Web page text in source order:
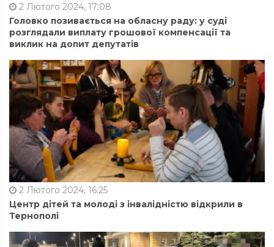
2 Лютого 2024, 17:08
Головко позивається на обласну раду: у суді
розглядали виплату грошової компенсації та
виклик на допит депутатів
2 Лютого 2024, 16:25
Центр дітей та молоді з інвалідністю відкрили в
Тернополі